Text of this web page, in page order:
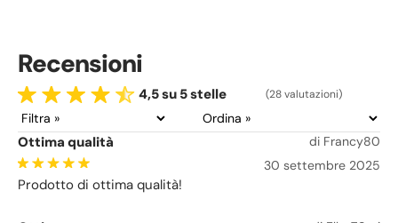
Recensioni
4,5 su 5 stelle (28 valutazioni)
Ottima qualità
di Francy80
30 settembre 2025
Prodotto di ottima qualità!